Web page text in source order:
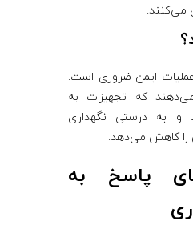
می‌کنند.
ایمن ضروری است.
که تجهیزات به
و به درستی نگهداری
را کاهش می‌دهد.
پاسخ به